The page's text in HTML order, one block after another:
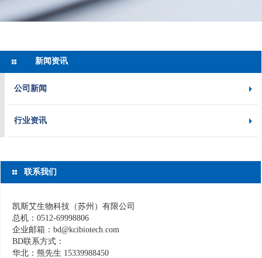
新闻资讯
公司新闻
行业资讯
联系我们
凯斯艾生物科技（苏州）有限公司
总机：0512-69998806
企业邮箱：bd@kcibiotech.com
BD联系方式：
华北：熊先生 15339988450